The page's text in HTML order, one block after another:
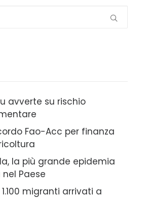
avverte su rischio
Fao-Acc per finanza
la più grande epidemia
Paese
migranti arrivati a